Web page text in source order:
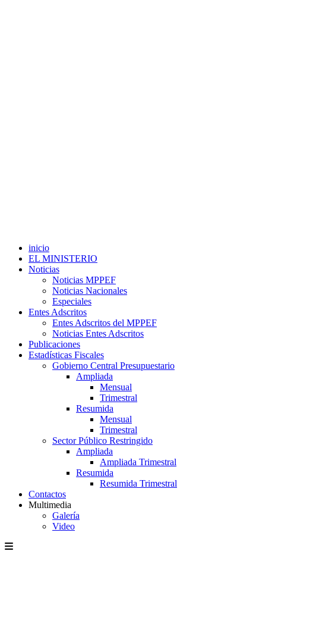
inicio
EL MINISTERIO
Noticias
Noticias MPPEF
Noticias Nacionales
Especiales
Entes Adscritos
Entes Adscritos del MPPEF
Noticias Entes Adscritos
Publicaciones
Estadísticas Fiscales
Gobierno Central Presupuestario
Ampliada
Mensual
Trimestral
Resumida
Mensual
Trimestral
Sector Público Restringido
Ampliada
Ampliada Trimestral
Resumida
Resumida Trimestral
Contactos
Multimedia
Galería
Video